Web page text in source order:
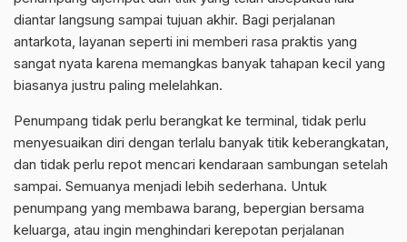
diantar langsung sampai tujuan akhir. Bagi perjalanan
antarkota, layanan seperti ini memberi rasa praktis yang
sangat nyata karena memangkas banyak tahapan kecil yang
biasanya justru paling melelahkan.
Penumpang tidak perlu berangkat ke terminal, tidak perlu
menyesuaikan diri dengan terlalu banyak titik keberangkatan,
dan tidak perlu repot mencari kendaraan sambungan setelah
sampai. Semuanya menjadi lebih sederhana. Untuk
penumpang yang membawa barang, bepergian bersama
keluarga, atau ingin menghindari kerepotan perjalanan